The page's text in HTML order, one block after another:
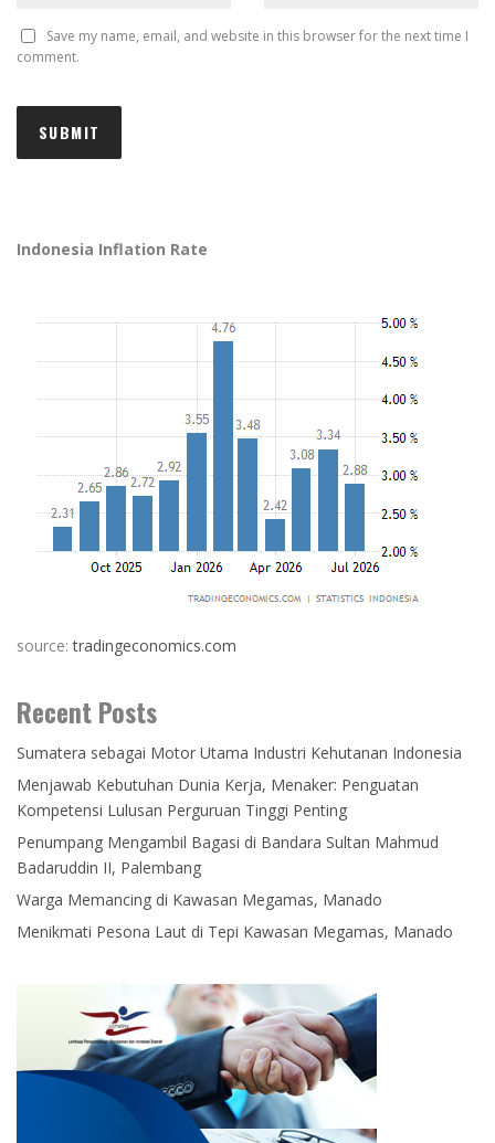
Save my name, email, and website in this browser for the next time I
comment.
Indonesia Inflation Rate
source:tradingeconomics.com
Recent Posts
Sumatera sebagai Motor Utama Industri Kehutanan Indonesia
Menjawab Kebutuhan Dunia Kerja, Menaker: Penguatan
Kompetensi Lulusan Perguruan Tinggi Penting
Penumpang Mengambil Bagasi di Bandara Sultan Mahmud
Badaruddin II, Palembang
Warga Memancing di Kawasan Megamas, Manado
Menikmati Pesona Laut di Tepi Kawasan Megamas, Manado